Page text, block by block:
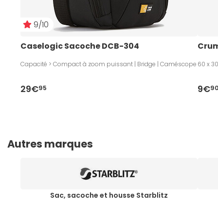
9/10
Caselogic Sacoche DCB-304
Capacité > Compact à zoom puissant | Bridge | Caméscope
29€95
60 x
9€
Autres marques
Sac, sacoche et housse Starblitz